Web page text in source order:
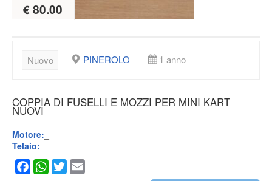
€ 80.00
Nuovo PINEROLO 1 anno
COPPIA DI FUSELLI E MOZZI PER MINI KART
NUOVI
Motore:
Telaio:
Facebook
WhatsApp
Twitter